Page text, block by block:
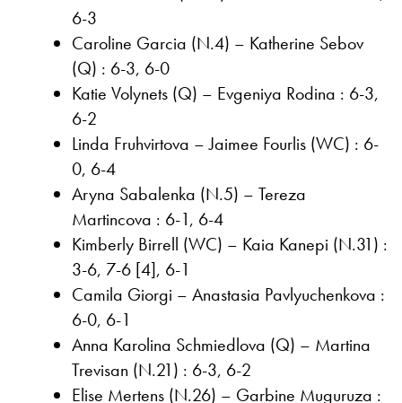
6-3
Caroline Garcia (N.4) – Katherine Sebov
(Q) : 6-3, 6-0
Katie Volynets (Q) – Evgeniya Rodina : 6-3,
6-2
Linda Fruhvirtova – Jaimee Fourlis (WC) : 6-
0, 6-4
Aryna Sabalenka (N.5) – Tereza
Martincova : 6-1, 6-4
Kimberly Birrell (WC) – Kaia Kanepi (N.31) :
3-6, 7-6 [4], 6-1
Camila Giorgi – Anastasia Pavlyuchenkova :
6-0, 6-1
Anna Karolina Schmiedlova (Q) – Martina
Trevisan (N.21) : 6-3, 6-2
Elise Mertens (N.26) – Garbine Muguruza :